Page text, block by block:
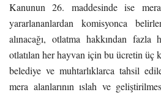
Kanunun 26. maddesinde ise
yararlananlardan komisyonca
alınacağı, otlatma hakkından fazla
otlatılan her hayvan için bu ücretin üç
belediye ve muhtarlıklarca tahsil
mera alanlarının ıslah ve